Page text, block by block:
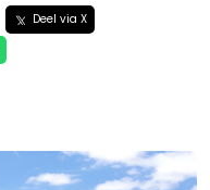
Deel via X